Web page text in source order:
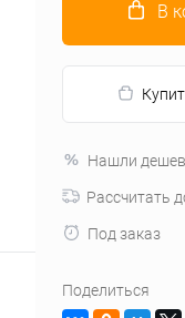
В
Нашли
Рассчитать
Под заказ
Поделиться